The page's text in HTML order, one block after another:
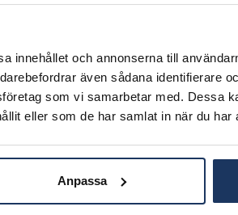
innehållet och annonserna till
även sådana identifierare
som vi samarbetar med. Dessa
eller som de har samlat in när du har
Anpassa